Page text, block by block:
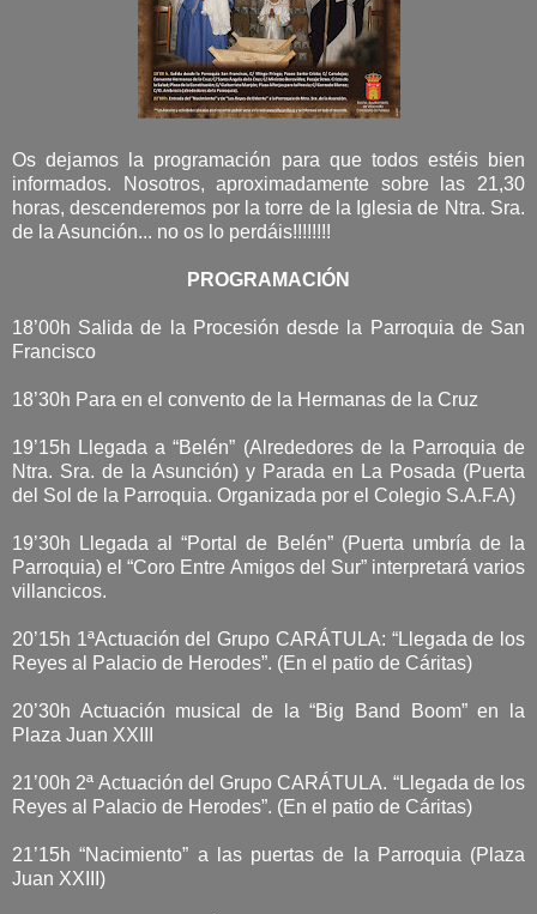
Os dejamos la programación para que todos estéis bien
informados. Nosotros, aproximadamente sobre las 21,30
horas, descenderemos por la torre de la Iglesia de Ntra. Sra.
de la Asunción... no os lo perdáis!!!!!!!!
PROGRAMACIÓN
18’00h Salida de la Procesión desde la Parroquia de San
Francisco
18’30h Para en el convento de la Hermanas de la Cruz
19’15h Llegada a “Belén” (Alrededores de la Parroquia de
Ntra. Sra. de la Asunción) y Parada en La Posada (Puerta
del Sol de la Parroquia. Organizada por el Colegio S.A.F.A)
19’30h Llegada al “Portal de Belén” (Puerta umbría de la
Parroquia) el “Coro Entre Amigos del Sur” interpretará varios
villancicos.
20’15h 1ªActuación del Grupo CARÁTULA: “Llegada de los
Reyes al Palacio de Herodes”. (En el patio de Cáritas)
20’30h Actuación musical de la “Big Band Boom” en la
Plaza Juan XXIII
21’00h 2ª Actuación del Grupo CARÁTULA. “Llegada de los
Reyes al Palacio de Herodes”. (En el patio de Cáritas)
21’15h “Nacimiento” a las puertas de la Parroquia (Plaza
Juan XXIII)